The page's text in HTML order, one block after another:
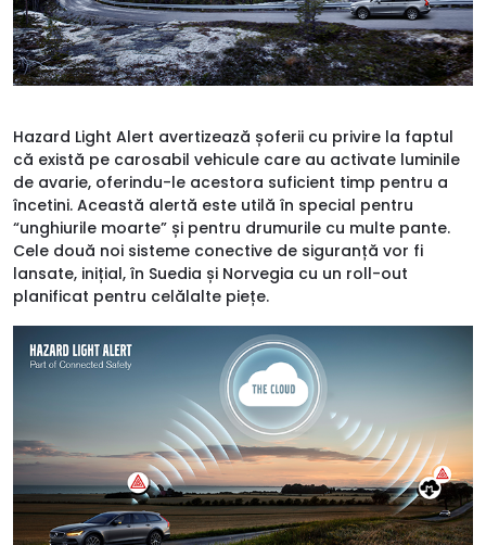
Hazard Light Alert avertizează șoferii cu privire la faptul
că există pe carosabil vehicule care au activate luminile
de avarie, oferindu-le acestora suficient timp pentru a
încetini. Această alertă este utilă în special pentru
“unghiurile moarte” și pentru drumurile cu multe pante.
Cele două noi sisteme conective de siguranță vor fi
lansate, inițial, în Suedia și Norvegia cu un roll-out
planificat pentru celălalte piețe.